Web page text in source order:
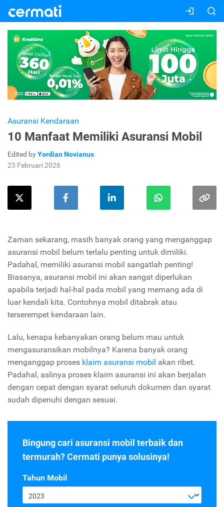
Asuransi Kendaraan
10 Manfaat Memiliki Asuransi Mobil
Edited byYordian Novianus
23 Februari 2026
Zaman sekarang, masih banyak orang yang menganggap
asuransi mobil belum terlalu penting untuk dimiliki.
Padahal, memiliki asuransi mobil sangatlah penting!
Biasanya, asuransi mobil ini akan sangat diperlukan
apabila terjadi hal-hal pada mobil yang memang ada di
luar kendali kita. Contohnya mobil ditabrak atau
terserempet kendaraan lain.
Lalu, kenapa kebanyakan orang belum mau untuk
mengasuransikan mobilnya? Karena banyak orang
menganggap proses klaim asuransi mobil akan ribet.
Padahal, aslinya proses klaim asuransi ini akan berjalan
dengan cepat dengan syarat seluruh dokumen dan syarat
sudah dipenuhi dengan sesuai.
Bingung cari asuransi mobil terbaik dan
termurah? Cermati punya solusinya!
Tahun Mobil
2023